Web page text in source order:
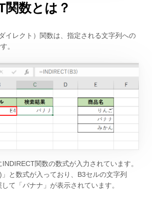
関数とは？
イレクト）関数は、指定される文字列への
。
関数の数式が入力されています。
」と数式が入っており、B3セルの文字列
して「バナナ」が表示されています。